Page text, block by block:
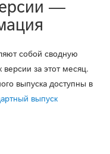
—
собой сводную
за этот месяц.
выпуска доступны в
выпуск